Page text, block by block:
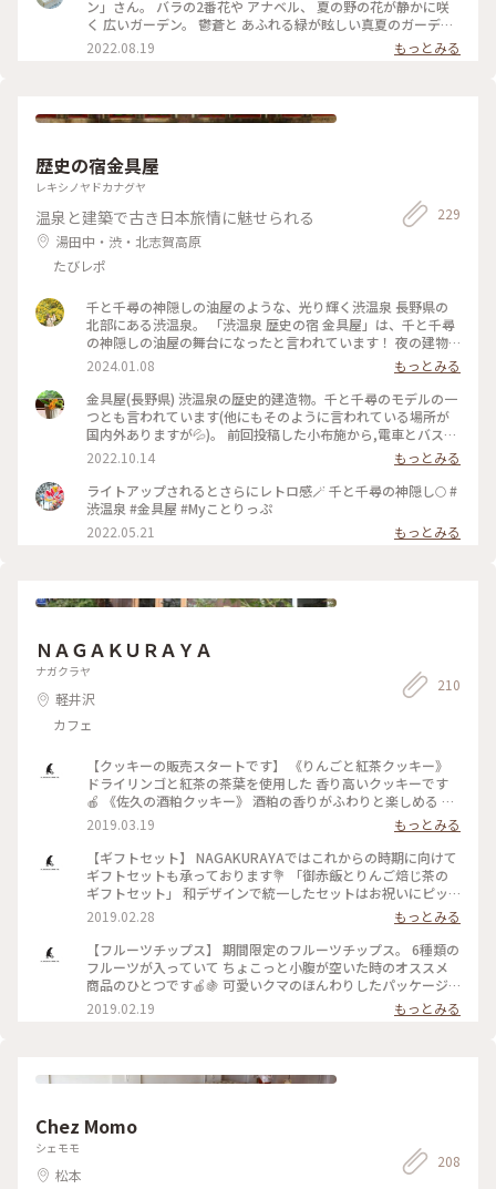
#Myことりっぷ
ン」さん。 バラの2番花や アナベル、 夏の野の花が静かに咲
く 広いガーデン。 鬱蒼と あふれる緑が眩しい真夏のガーデ
ン。 湖の周りを くるりとひとまわりも… 暑くて ちょっと足早
に。。 ふと思い立っての 小さな旅、 もすこし涼しいはず？だ
りっぷ2022 #アートみたいな景色 #Myことりっぷ
2022.08.19 もっとみる
歴史の宿金具屋
レキシノヤドカナグヤ
温泉と建築で古き日本旅情に魅せられる
湯田中・渋・北志賀高原
たびレポ
229
千と千尋の神隠しの油屋のような、光り輝く渋温泉 長野県の
北部にある渋温泉。 「渋温泉 歴史の宿 金具屋」は、千と千尋
の神隠しの油屋の舞台になったと言われています！ 夜の建物
は、本当に綺麗でした...！✨️ 渋温泉は、9つの外湯があり、「9
湯めぐり」ができます！ 熱い温泉に浸かって、寒い外気にあた
って、綺麗な夜景を眺めて... そんな素敵な冬を過ごすことが出
来ました☃❄ #冬の旅 #ベストトリップ2023 #私のことりっぷ
旅 #渋温泉 #長野旅行 #金具屋
2024.01.08
もっとみる
金具屋(長野県) 渋温泉の歴史的建造物。千と千尋のモデルの一
つとも言われています(他にもそのように言われている場所が
国内外ありますが💦)。 前回投稿した小布施から,電車とバスで
移動できる,ここ渋温泉。外湯めぐりもそれぞれの湯ごとに効
能が異なるとされ,湯比べも楽しい温泉街です。是非とも小布
施の栗めぐりと共に秋を感じてほしいモデルルートです😊✨ #
秋いろとりどり #Myことりっぷ #長野県 #渋温泉#金具屋#温泉
2022.10.14
もっとみる
ライトアップされるとさらにレトロ感🪄 千と千尋の神隠し🌕 #
渋温泉 #金具屋 #Myことりっぷ
2022.05.21
もっとみる
ＮＡＧＡＫＵＲＡＹＡ
ナガクラヤ
軽井沢
カフェ
210
【クッキーの販売スタートです】 《りんごと紅茶クッキー》
ドライリンゴと紅茶の茶葉を使用した 香り高いクッキーです
🍎 《佐久の酒粕クッキー》 酒粕の香りがふわりと楽しめる ク
ラッカータイプのクッキーです♩ 《信州そば粉のスノーボー
ルクッキー》 信州佐久産のそば粉を使ったふんわりサクサク
のスノーボールクッキーです🌿 3種類とも可愛い缶入りとなっ
ております！ 軽井沢の春ももうすぐそこに！ 出会いの季節の
ギフトにも、 お出かけのお供にもピッタリです💐 店頭に並ん
成中ですが、 店頭でお買い求めいただけますので ぜひお立ち
寄りくださいね🏡 . NAGAKURAYA 営業時間 10:00～18:00 .
#NAGAKURAYA #nagakuraya #ナガクラヤ #karuizawa #軽
井沢 #nagano#長野 #sinsyu#信州 #雑貨#軽井沢雑貨 #軽井沢
雑貨屋 #軽井沢雑貨屋さん #gift #ギフト #omiyage #お土産 #
ドライフラワー #ドライフラワーのある暮らし #新商品 #クッ
2019.03.19
もっとみる
【ギフトセット】 NAGAKURAYAではこれからの時期に向けて
ギフトセットも承っております💐 「御赤飯とりんご焙じ茶の
ギフトセット」 和デザインで統一したセットはお祝いにピッ
タリ！ 晴れ着のメッセージカードを添えてみても可愛いです
♩ お熨斗対応可能な商品もございますので ご希望がございま
したらお気軽に仰ってくださいね！ ※御赤飯はご注文をいた
だいてから 少々お時間をいただきますので 予めご了承くださ
いませ… NAGAKURAYA 営業時間 10:00～18:00
#NAGAKURAYA #nagakuraya #ナガクラヤ #karuizawa #軽
井沢 #雑貨 #軽井沢雑貨 #軽井沢雑貨屋 #軽井沢雑貨屋さん
2019.02.28
もっとみる
【フルーツチップス】 期間限定のフルーツチップス。 6種類の
フルーツが入っていて ちょこっと小腹が空いた時のオススメ
商品のひとつです🍎🍇 可愛いクマのほんわりしたパッケージ
にも注目！ 野菜チップスとセットにして ちょっとしたお土産
やお礼にぜひどうぞ♩ NAGAKURAYA 営業時間 10:00～18:00
#gift #ギフト #omiyage #お土産 #ドライフラワー #ドライフ
2019.02.19 もっとみる
Chez Momo
シェモモ
松本
208